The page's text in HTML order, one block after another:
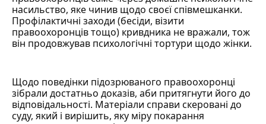
насильство, яке чинив щодо своєї співмешканки.
Профілактичні заходи (бесіди, візити
правоохоронців тощо) кривдника не вражали, тож
він продовжував психологічні тортури щодо жінки.
Щодо поведінки підозрюваного правоохоронці
зібрали достатньо доказів, аби притягнути його до
відповідальності. Матеріали справи скеровані до
суду, який і вирішить, яку міру покарання